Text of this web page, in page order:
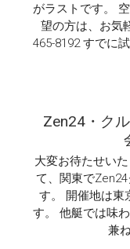
がラストです。
望の方は、お気
465-8192 すでに
Zen24・ク
大変お待たせい
て、関東で
す。 開催地は東
す。 他艇では味
兼